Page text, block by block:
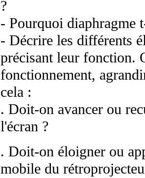
?
- Pourquoi diaphragme
- Décrire les différents
précisant leur fonction.
fonctionnement,
cela :
. Doit-on avancer ou
l'écran ?
. Doit-on éloigner ou
mobile du